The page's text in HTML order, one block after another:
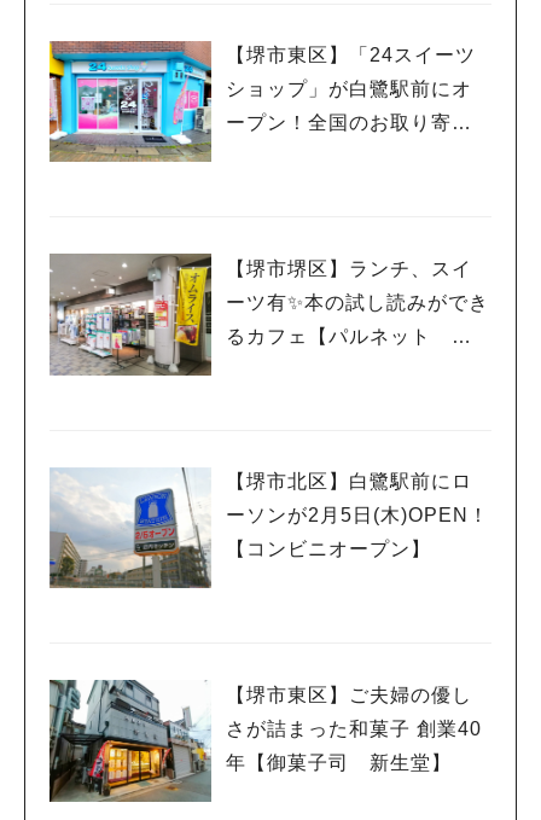
【堺市東区】「24スイーツ
ショップ」が白鷺駅前にオ
ープン！全国のお取り寄せ
【堺市堺区】ランチ、スイ
ーツ有✨本の試し読みができ
るカフェ【パルネット 本
【堺市北区】白鷺駅前にロ
ーソンが2月5日(木)OPEN！
【コンビニオープン】
【堺市東区】ご夫婦の優し
さが詰まった和菓子 創業40
年【御菓子司 新生堂】